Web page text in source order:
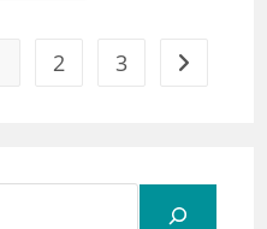
2 3